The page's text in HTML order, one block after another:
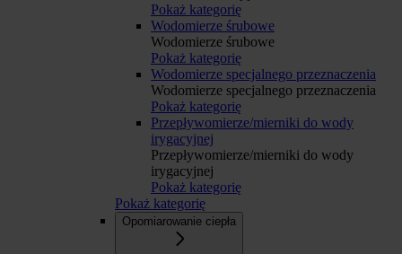
Pokaż kategorię
Wodomierze śrubowe
Wodomierze śrubowe
Pokaż kategorię
Wodomierze specjalnego przeznaczenia
Wodomierze specjalnego przeznaczenia
Pokaż kategorię
Przepływomierze/mierniki do wody
irygacyjnej
Przepływomierze/mierniki do wody
irygacyjnej
Pokaż kategorię
Pokaż kategorię
Opomiarowanie ciepła